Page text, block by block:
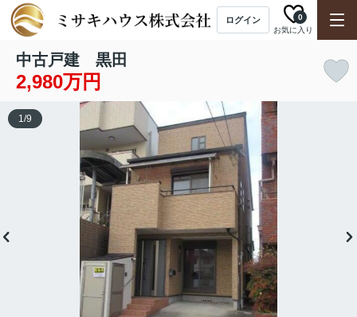
ログイン
お気に入り
0
中古戸建 黒田
2,980万円
1/9